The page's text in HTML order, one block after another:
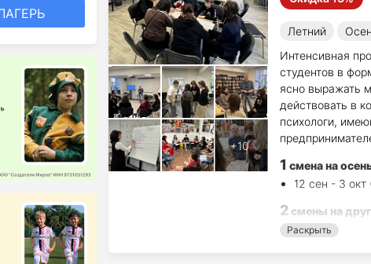
Летний
Интенсивная
студентов в
ясно выражать
действовать в
психологи,
1 смена на
12 сен - 3
2 смены на
10 авг - 14
Раскрыть